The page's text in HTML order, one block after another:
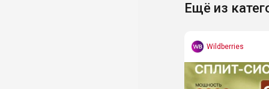
Ещё из
Wildberries